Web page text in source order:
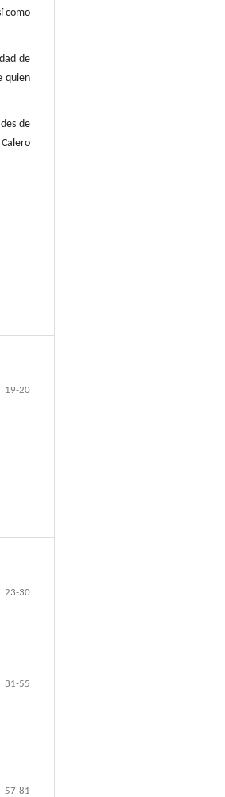
como
de
quien
de
19-20
23-30
31-55
57-81